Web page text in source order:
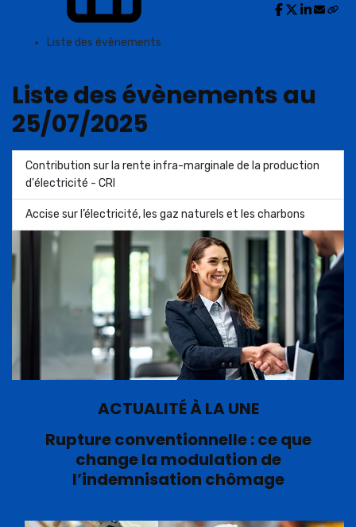
Liste des évènements
Liste des évènements au
25/07/2025
Contribution sur la rente infra-marginale de la production
d'électricité - CRI
Accise sur l’électricité, les gaz naturels et les charbons
ACTUALITÉ À LA UNE
Rupture conventionnelle : ce que
change la modulation de
l’indemnisation chômage